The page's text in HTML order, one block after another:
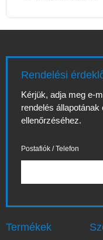
Rendelési
Kérjük, adja meg e-
rendelés
ellenőrzéséhez.
Postafiók / Telefon
Termékek